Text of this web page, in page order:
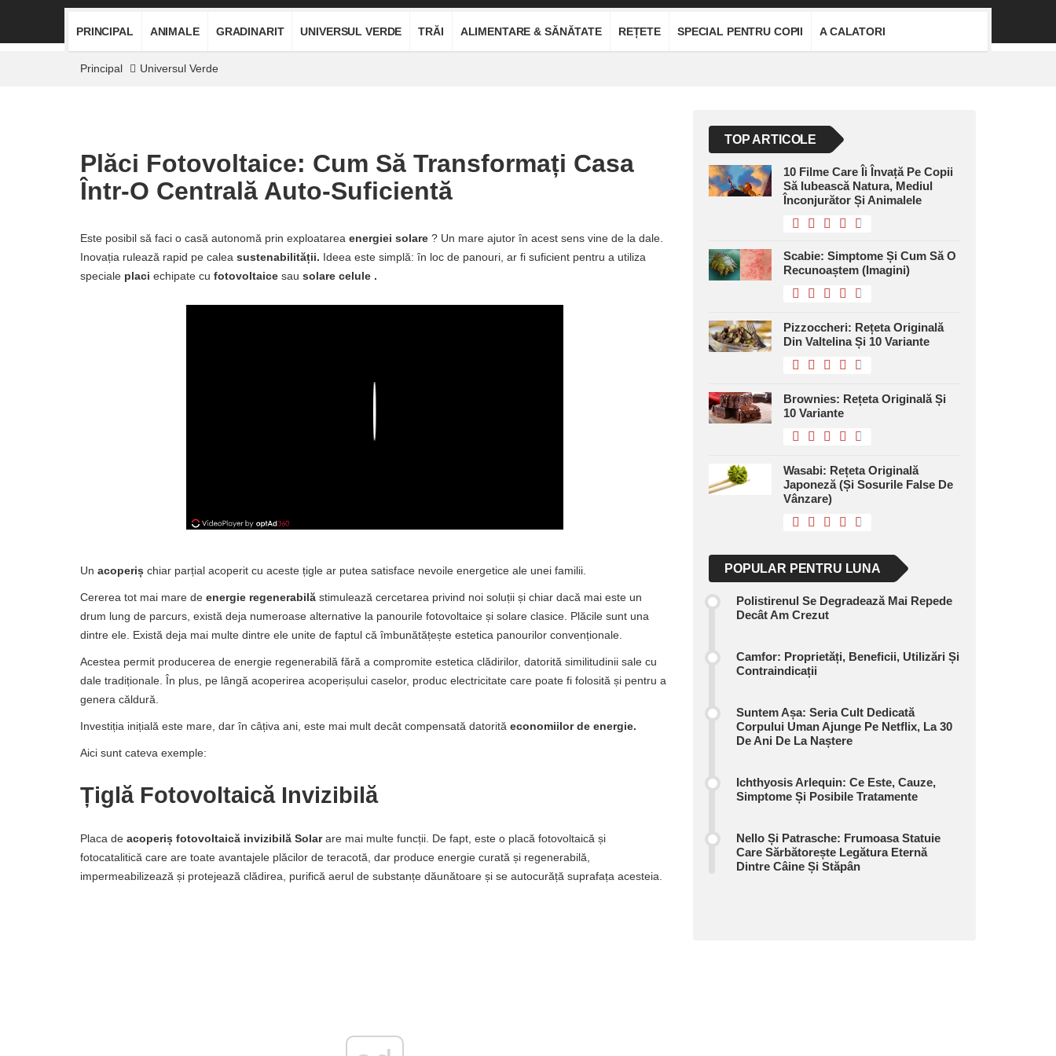
PRINCIPAL ANIMALE GRADINARIT UNIVERSUL VERDE TRĂI ALIMENTARE & SĂNĂTATE REȚETE SPECIAL PENTRU COPII A CALATORI
Principal Universul Verde
Plăci Fotovoltaice: Cum Să Transformați Casa
Într-O Centrală Auto-Suficientă
Este posibil să faci o casă autonomă prin exploatarea energiei solare ? Un mare ajutor în acest sens vine de la dale.
Inovația rulează rapid pe calea sustenabilității. Ideea este simplă: în loc de panouri, ar fi suficient pentru a utiliza
speciale placi echipate cu fotovoltaice sau solare celule .
Un acoperiș chiar parțial acoperit cu aceste țigle ar putea satisface nevoile energetice ale unei familii.
Cererea tot mai mare de energie regenerabilă stimulează cercetarea privind noi soluții și chiar dacă mai este un
drum lung de parcurs, există deja numeroase alternative la panourile fotovoltaice și solare clasice. Plăcile sunt una
dintre ele. Există deja mai multe dintre ele unite de faptul că îmbunătățește estetica panourilor convenționale.
Acestea permit producerea de energie regenerabilă fără a compromite estetica clădirilor, datorită similitudinii sale cu
dale tradiționale. În plus, pe lângă acoperirea acoperișului caselor, produc electricitate care poate fi folosită și pentru a
genera căldură.
Investiția inițială este mare, dar în câțiva ani, este mai mult decât compensată datorită economiilor de energie.
Aici sunt cateva exemple:
Țiglă Fotovoltaică Invizibilă
Placa de acoperiș fotovoltaică invizibilă Solarare mai multe funcții. De fapt, este o placă fotovoltaică și
fotocatalitică care are toate avantajele plăcilor de teracotă, dar produce energie curată și regenerabilă,
impermeabilizează și protejează clădirea, purifică aerul de substanțe dăunătoare și se autocurăță suprafața acesteia.
TOP ARTICOLE
10 Filme Care Îi Învață Pe Copii
Să Iubească Natura, Mediul
Înconjurător Și Animalele
Scabie: Simptome Și Cum Să O
Recunoaștem (imagini)
Pizzoccheri: Rețeta Originală
Din Valtelina Și 10 Variante
Brownies: Rețeta Originală Și
10 Variante
Wasabi: Rețeta Originală
Japoneză (și Sosurile False De
Vânzare)
POPULAR PENTRU LUNA
Polistirenul Se Degradează Mai Repede
Decât Am Crezut
Camfor: Proprietăți, Beneficii, Utilizări Și
Contraindicații
Suntem Așa: Seria Cult Dedicată
Corpului Uman Ajunge Pe Netflix, La 30
De Ani De La Naștere
Ichthyosis Arlequin: Ce Este, Cauze,
Simptome Și Posibile Tratamente
Nello Și Patrasche: Frumoasa Statuie
Care Sărbătorește Legătura Eternă
Dintre Câine Și Stăpân